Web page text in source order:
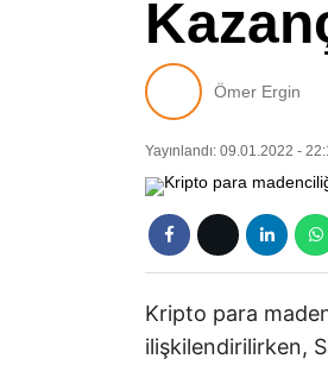
Ömer Ergin
Yayınlandı: 09.01.2022 -
Kripto para
ilişkilendirilirken,